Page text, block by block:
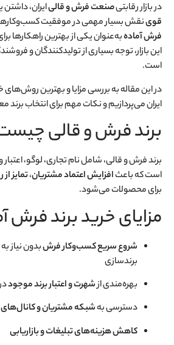
در بازار رقابتیصنعت فرش و قالیایران،
قوینقش بسیار مهمی در موفقیت کسب‌وکارها
فرش آمادهبه‌عنوان یکی از بهترین راهکارها
این بازار، توجه بسیاری از تولیدکنندگان و
است.
در این مقاله به بررسی مزایا و بهترین روش‌های
ایران می‌پردازیم و نکات مهم برای انتخاب برند
برند فرش و قالی
برند فرش و قالی، شامل نام تجاری، لوگو، اعتبار
است که باعثافزایش اعتماد مشتریان،تمایز از
برای محصولات می‌شود.
مزایای خرید برند فرش
شروع سریع کسب‌وکار فرشبدون نیاز
برندسازی
بهره‌مندی ازشهرت و اعتبار برند موجود
دسترسی بهشبکه مشتریان و
کاهش هزینه‌های تبلیغات و بازاریابی